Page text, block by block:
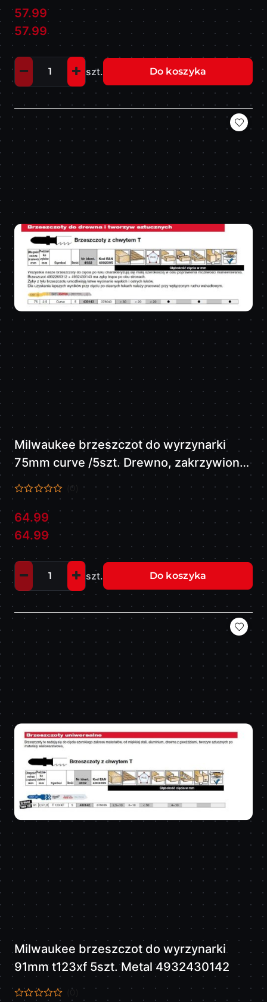
Cena:
57.99
Cena:
57.99
szt. Do koszyka
Milwaukee brzeszczot do wyrzynarki
75mm curve /5szt. Drewno, zakrzywiony
4932430143
(0)
Cena:
64.99
Cena:
64.99
szt. Do koszyka
Milwaukee brzeszczot do wyrzynarki
91mm t123xf 5szt. Metal 4932430142
(0)